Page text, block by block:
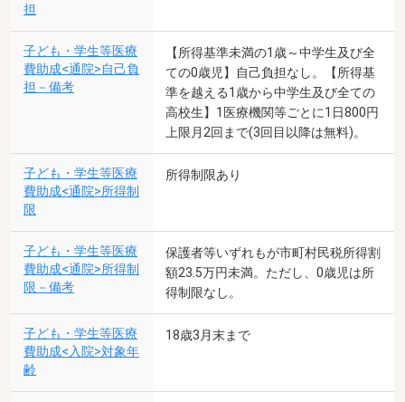
担
子ども・学生等医療
費助成<通院>自己負
担－備考
【所得基準未満の1歳～中学生及び全
ての0歳児】自己負担なし。【所得基
準を越える1歳から中学生及び全ての
高校生】1医療機関等ごとに1日800円
上限月2回まで(3回目以降は無料)。
子ども・学生等医療
費助成<通院>所得制
限
所得制限あり
子ども・学生等医療
費助成<通院>所得制
限－備考
保護者等いずれもが市町村民税所得割
額23.5万円未満。ただし、0歳児は所
得制限なし。
子ども・学生等医療
費助成<入院>対象年
齢
18歳3月末まで